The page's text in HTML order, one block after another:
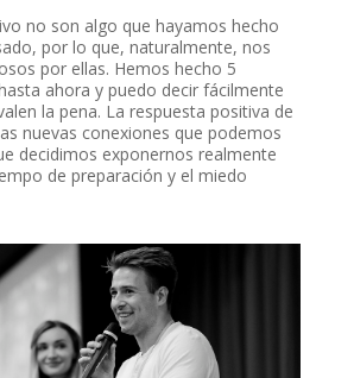
no son algo que hayamos hecho
por lo que, naturalmente, nos
por ellas. Hemos hecho 5
ahora y puedo decir fácilmente
la pena. La respuesta positiva de
nuevas conexiones que podemos
decidimos exponernos realmente
de preparación y el miedo